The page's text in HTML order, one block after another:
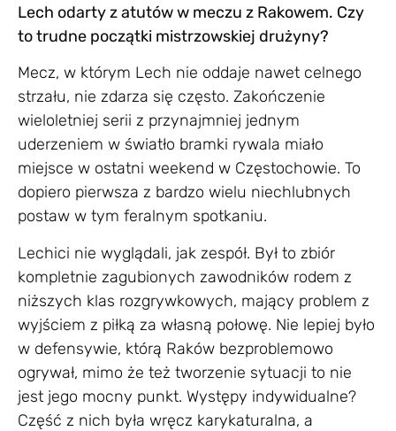
Lech odarty z atutów w meczu z Rakowem. Czy
to trudne początki mistrzowskiej drużyny?
Mecz, w którym Lech nie oddaje nawet celnego
strzału, nie zdarza się często. Zakończenie
wieloletniej serii z przynajmniej jednym
uderzeniem w światło bramki rywala miało
miejsce w ostatni weekend w Częstochowie. To
dopiero pierwsza z bardzo wielu niechlubnych
postaw w tym feralnym spotkaniu.
Lechici nie wyglądali, jak zespół. Był to zbiór
kompletnie zagubionych zawodników rodem z
niższych klas rozgrywkowych, mający problem z
wyjściem z piłką za własną połowę. Nie lepiej było
w defensywie, którą Raków bezproblemowo
ogrywał, mimo że też tworzenie sytuacji to nie
jest jego mocny punkt. Występy indywidualne?
Część z nich była wręcz karykaturalna, a